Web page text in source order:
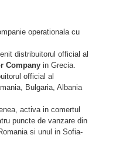
operationala cu
distribuitorul official al
Company in Grecia.
official al
Bulgaria, Albania
activa in comertul
puncte de vanzare din
si unul in Sofia-